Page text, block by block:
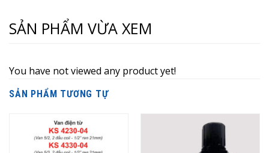
SẢN PHẨM VỪA XEM
You have not viewed any product yet!
SẢN PHẨM TƯƠNG TỰ